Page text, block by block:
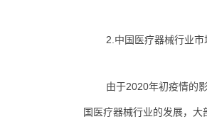
2.中国医疗器械行业市
由于2020年初疫情的
国医疗器械行业的发展，大